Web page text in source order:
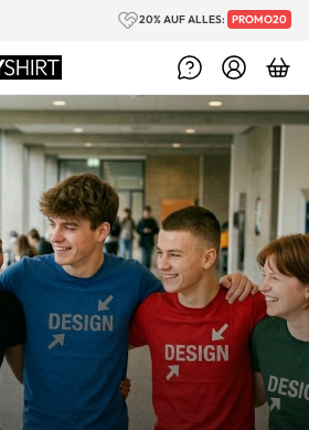
20% AUF ALLES: PROMO20